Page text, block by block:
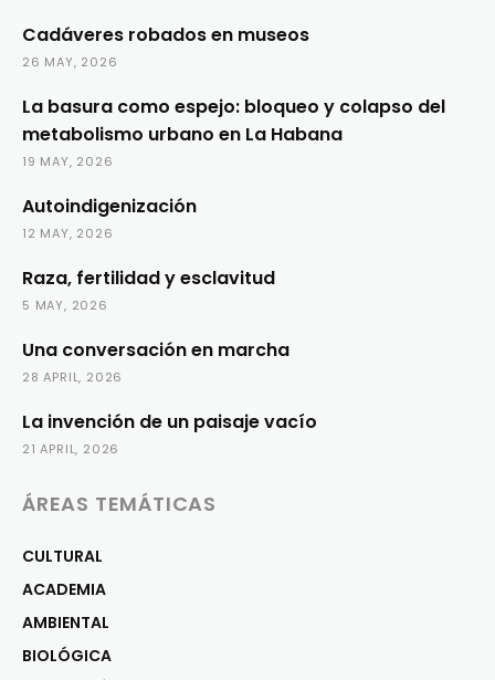
Cadáveres robados en museos
26 MAY, 2026
La basura como espejo: bloqueo y colapso del
metabolismo urbano en La Habana
19 MAY, 2026
Autoindigenización
12 MAY, 2026
Raza, fertilidad y esclavitud
5 MAY, 2026
Una conversación en marcha
28 APRIL, 2026
La invención de un paisaje vacío
21 APRIL, 2026
ÁREAS TEMÁTICAS
CULTURAL
ACADEMIA
AMBIENTAL
BIOLÓGICA